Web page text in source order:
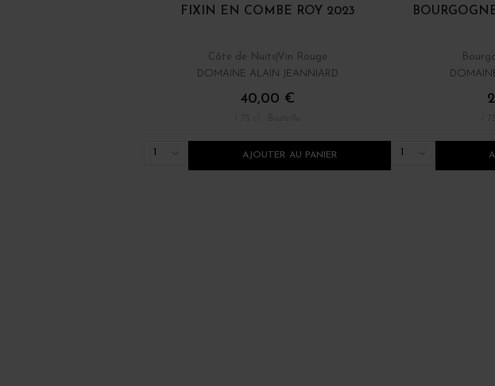
FIXIN EN COMBE ROY 2023
Côte de Nuits Vin Rouge
DOMAINE ALAIN JEANNIARD
40,00 €
AJOUTER AU PANIER